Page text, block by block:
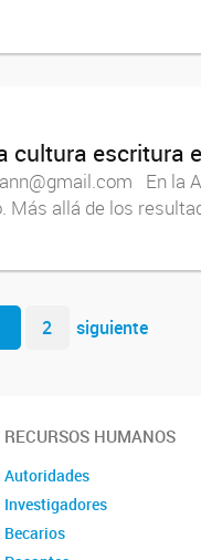
cultura escritura
En
allá de los
2 siguiente
RECURSOS HUMANOS
Autoridades
Investigadores
Becarios